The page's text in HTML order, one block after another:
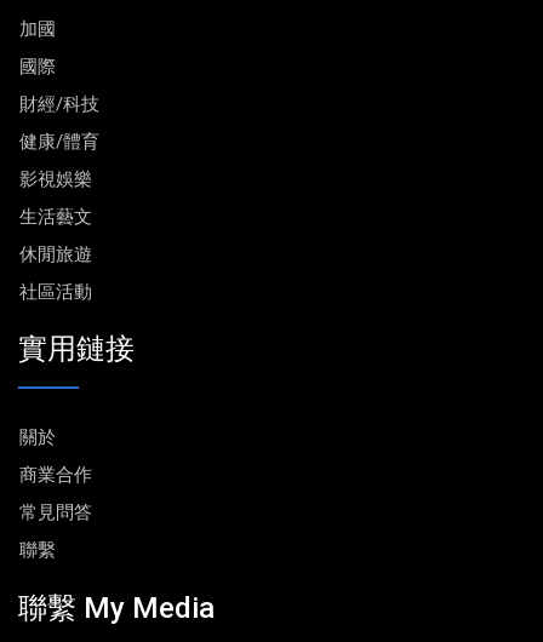
加國
國際
財經/科技
健康/體育
影視娛樂
生活藝文
休閒旅遊
社區活動
實用鏈接
關於
商業合作
常見問答
聯繫
聯繫 My Media